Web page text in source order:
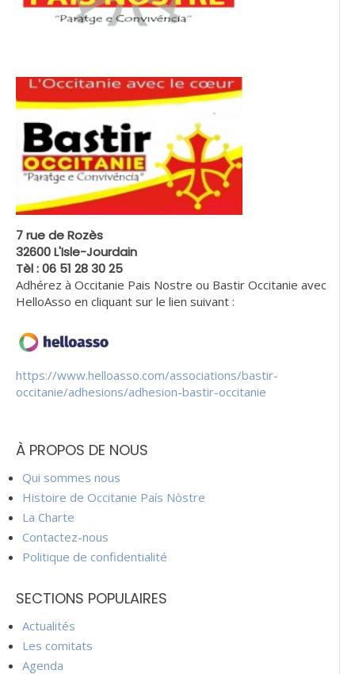
7 rue de Rozès
32600 L'Isle-Jourdain
Tèl : 06 51 28 30 25
Adhérez à Occitanie Pais Nostre ou Bastir Occitanie avec
HelloAsso en cliquant sur le lien suivant :
https://www.helloasso.com/associations/bastir-
occitanie/adhesions/adhesion-bastir-occitanie
À PROPOS DE NOUS
Qui sommes nous
Histoire de Occitanie País Nòstre
La Charte
Contactez-nous
Politique de confidentialité
SECTIONS POPULAIRES
Actualités
Les comitats
Agenda